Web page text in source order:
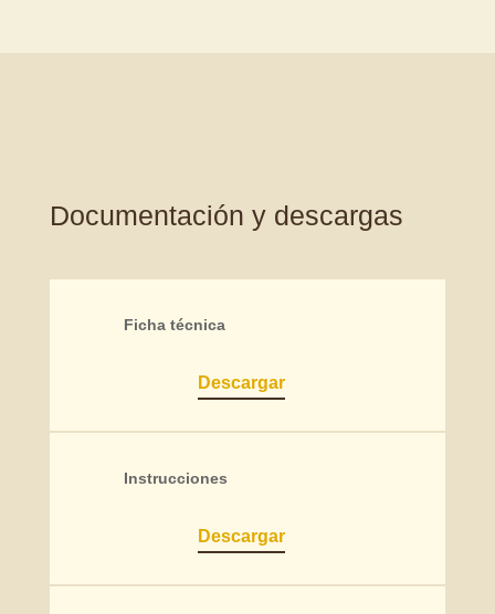
Documentación y descargas
Ficha técnica
Descargar
Instrucciones
Descargar